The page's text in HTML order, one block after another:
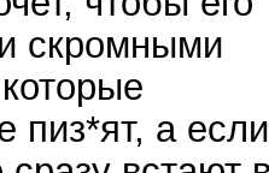
скромными
пиз*ят, а если